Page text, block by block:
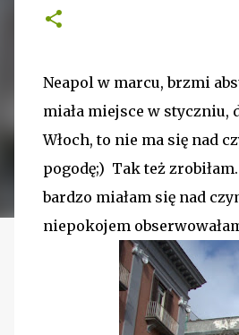
Neapol w marcu, brzmi
miała miejsce w styczniu,
Włoch, to nie ma się nad
pogodę;) Tak też
bardzo miałam się nad
niepokojem